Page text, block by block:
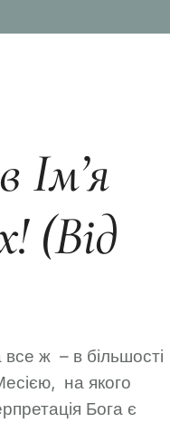
Ім’я
(Від
все ж – в більшості
на якого
Бога є